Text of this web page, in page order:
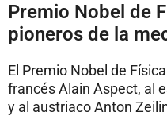
Premio Nobel de
pioneros de la
El Premio Nobel de
francés Alain Aspect, al
y al austriaco Anton